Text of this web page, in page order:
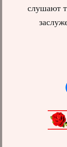
слушают